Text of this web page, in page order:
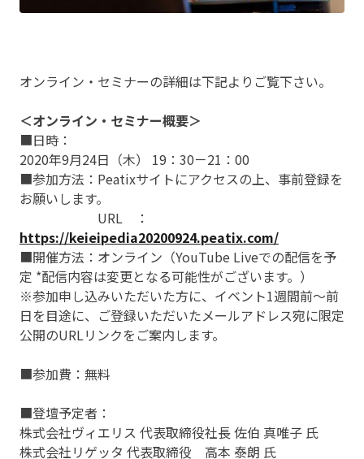
オンライン・セミナーの詳細は下記よりご覧下さい。
＜オンライン・セミナー概要＞
■日時：
2020年9月24日（木） 19：30－21：00
■参加方法：Peatixサイトにアクセスの上、事前登録を
お願いします。
URL ：
https://keieipedia20200924.peatix.com/
■開催方法：オンライン（YouTube Liveでの配信を予
定 *配信内容は変更となる可能性がございます。）
※参加申し込みいただいた方に、イベント1週間前～前
日を目途に、ご登録いただいたメールアドレス宛に限定
公開のURLリンクをご案内します。
■参加費：無料
■登壇予定者：
株式会社ヴィエリス 代表取締役社長 佐伯 真唯子 氏
株式会社リゲッタ 代表取締役 高本 泰朗 氏